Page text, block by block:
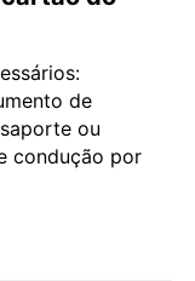
de
ou
condução por